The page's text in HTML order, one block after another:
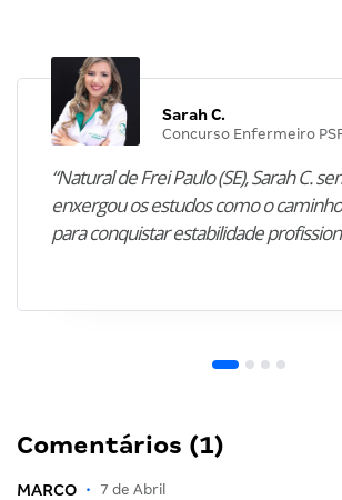
Sarah C.
Concurso Enfermeiro
“Natural de Frei Paulo (SE), Sarah C.
enxergou os estudos como o
para conquistar estabilidade
Comentários (1)
MARCO • 7 de Abril